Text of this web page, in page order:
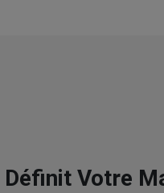
Définit Votre